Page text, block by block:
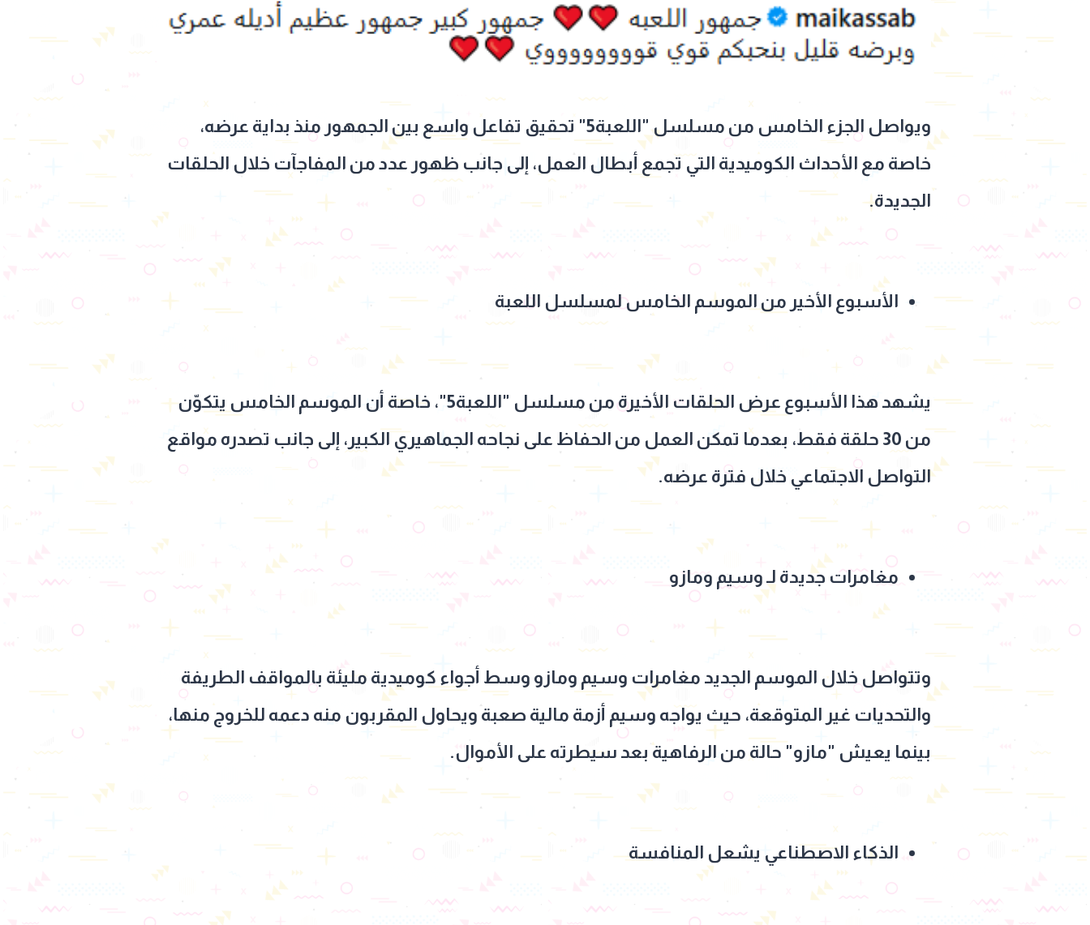
ويواصل الجزء الخامس من مسلسل "اللعبة5" تحقيق تفاعل واسع بين الجمهور منذ بداية عرضه،
خاصة مع الأحداث الكوميدية التي تجمع أبطال العمل، إلى جانب ظهور عدد من المفاجآت خلال الحلقات
الجديدة.
الأسبوع الأخير من الموسم الخامس لمسلسل اللعبة
يشهد هذا الأسبوع عرض الحلقات الأخيرة من مسلسل "اللعبة5"، خاصة أن الموسم الخامس يتكوّن
من 30 حلقة فقط، بعدما تمكن العمل من الحفاظ على نجاحه الجماهيري الكبير، إلى جانب تصدره مواقع
التواصل الاجتماعي خلال فترة عرضه.
مغامرات جديدة لـ وسيم ومازو
وتتواصل خلال الموسم الجديد مغامرات وسيم ومازو وسط أجواء كوميدية مليئة بالمواقف الطريفة
والتحديات غير المتوقعة، حيث يواجه وسيم أزمة مالية صعبة ويحاول المقربون منه دعمه للخروج منها،
بينما يعيش "مازو" حالة من الرفاهية بعد سيطرته على الأموال.
الذكاء الاصطناعي يشعل المنافسة